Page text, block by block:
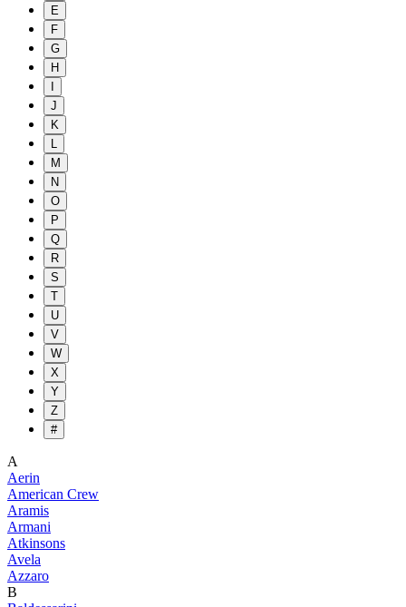
E
F
G
H
J
K
L
M
N
O
P
Q
R
S
T
U
V
W
X
Y
Z
#
A
Aerin
American Crew
Aramis
Armani
Atkinsons
Avela
Azzaro
B